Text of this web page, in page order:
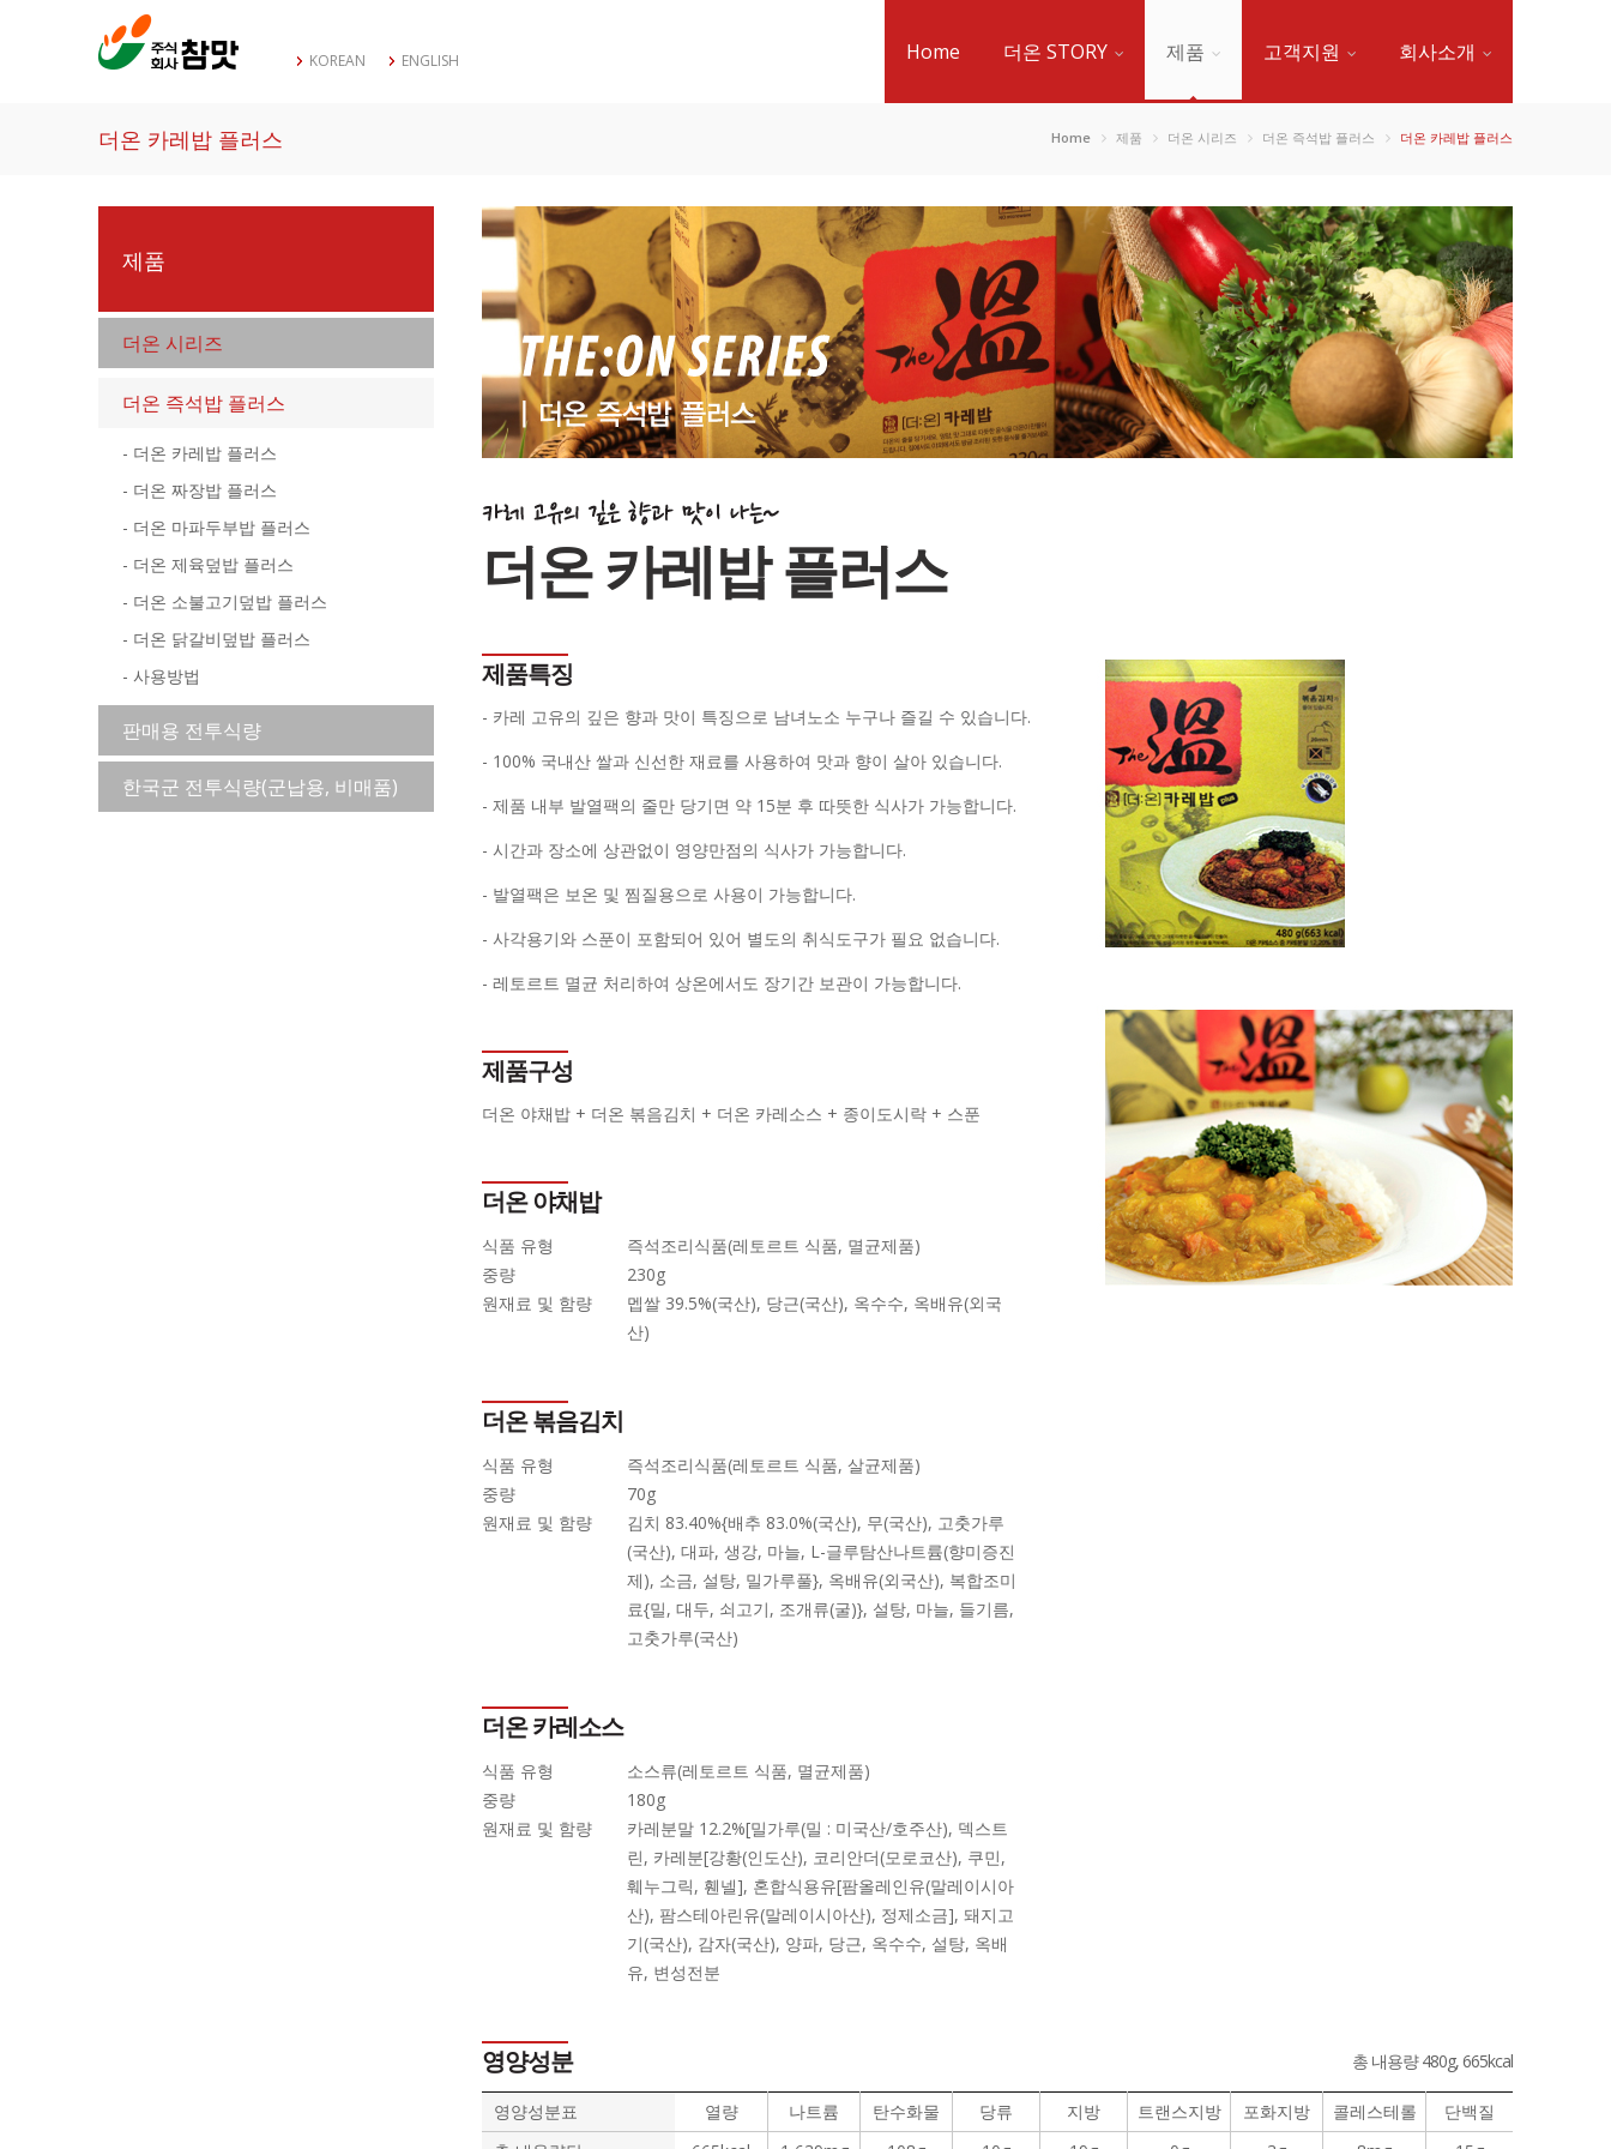
KOREAN ENGLISH Home 더온 STORY 제품 고객지원 회사소개
더온 카레밥 플러스 Home 제품 더온 시리즈 더온 즉석밥 플러스 더온 카레밥 플러스
제품
더온 시리즈
더온 즉석밥 플러스
- 더온 카레밥 플러스
- 더온 짜장밥 플러스
- 더온 마파두부밥 플러스
- 더온 제육덮밥 플러스
- 더온 소불고기덮밥 플러스
- 더온 닭갈비덮밥 플러스
- 사용방법
판매용 전투식량
한국군 전투식량(군납용, 비매품)
더온 카레밥 플러스
제품특징
- 카레 고유의 깊은 향과 맛이 특징으로 남녀노소 누구나 즐길 수 있습니다.
- 100% 국내산 쌀과 신선한 재료를 사용하여 맛과 향이 살아 있습니다.
- 제품 내부 발열팩의 줄만 당기면 약 15분 후 따뜻한 식사가 가능합니다.
- 시간과 장소에 상관없이 영양만점의 식사가 가능합니다.
- 발열팩은 보온 및 찜질용으로 사용이 가능합니다.
- 사각용기와 스푼이 포함되어 있어 별도의 취식도구가 필요 없습니다.
- 레토르트 멸균 처리하여 상온에서도 장기간 보관이 가능합니다.
제품구성
더온 야채밥 + 더온 볶음김치 + 더온 카레소스 + 종이도시락 + 스푼
더온 야채밥
식품 유형
즉석조리식품(레토르트 식품, 멸균제품)
중량
230g
원재료 및 함량
멥쌀 39.5%(국산), 당근(국산), 옥수수, 옥배유(외국
산)
더온 볶음김치
식품 유형
즉석조리식품(레토르트 식품, 살균제품)
중량
70g
원재료 및 함량
김치 83.40%{배추 83.0%(국산), 무(국산), 고춧가루
(국산), 대파, 생강, 마늘, L-글루탐산나트륨(향미증진
제), 소금, 설탕, 밀가루풀}, 옥배유(외국산), 복합조미
료{밀, 대두, 쇠고기, 조개류(굴)}, 설탕, 마늘, 들기름,
고춧가루(국산)
더온 카레소스
식품 유형
소스류(레토르트 식품, 멸균제품)
중량
180g
원재료 및 함량
카레분말 12.2%[밀가루(밀 : 미국산/호주산), 덱스트
린, 카레분[강황(인도산), 코리안더(모로코산), 쿠민,
훼누그릭, 휀넬], 혼합식용유[팜올레인유(말레이시아
산), 팜스테아린유(말레이시아산), 정제소금], 돼지고
기(국산), 감자(국산), 양파, 당근, 옥수수, 설탕, 옥배
유, 변성전분
영양성분 총 내용량 480g, 665kcal
영양성분표 열량 나트륨 탄수화물 당류 지방 트랜스지방 포화지방 콜레스테롤
단백질